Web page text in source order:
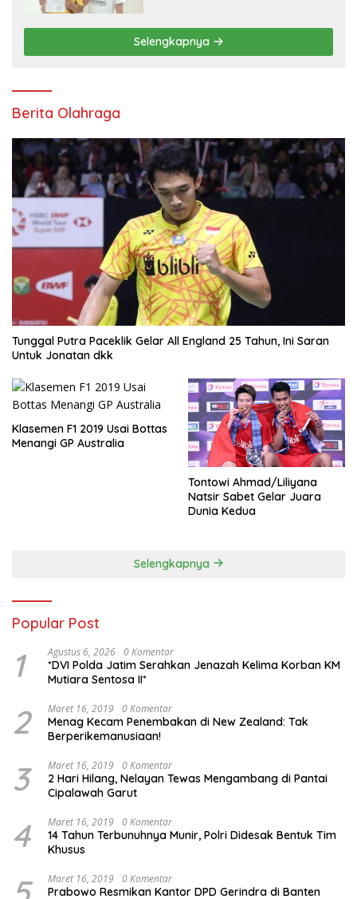
Selengkapnya
Berita Olahraga
Tunggal Putra Paceklik Gelar All England 25 Tahun, Ini Saran
Untuk Jonatan dkk
Klasemen F1 2019 Usai Bottas
Menangi GP Australia
Tontowi Ahmad/Liliyana
Natsir Sabet Gelar Juara
Dunia Kedua
Selengkapnya
Popular Post
1 Agustus 6, 2026 0 Komentar
*DVI Polda Jatim Serahkan Jenazah Kelima Korban KM
Mutiara Sentosa II*
2 Maret 16, 2019 0 Komentar
Menag Kecam Penembakan di New Zealand: Tak
Berperikemanusiaan!
3 Maret 16, 2019 0 Komentar
2 Hari Hilang, Nelayan Tewas Mengambang di Pantai
Cipalawah Garut
4 Maret 16, 2019 0 Komentar
14 Tahun Terbunuhnya Munir, Polri Didesak Bentuk Tim
Khusus
Maret 16, 2019 0 Komentar
Prabowo Resmikan Kantor DPD Gerindra di Banten